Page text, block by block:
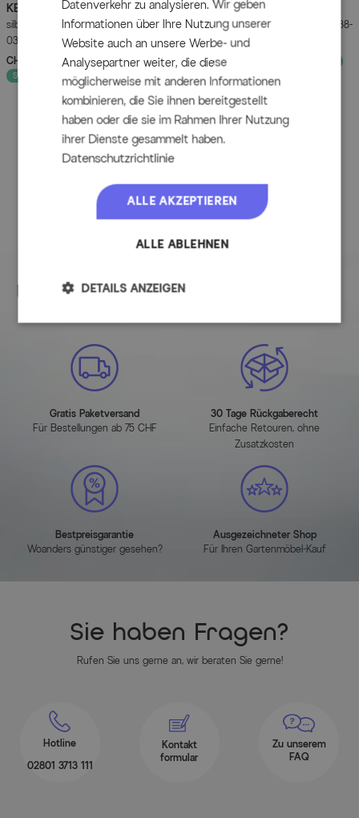
Attribute Werte
Hauptfarbe
Hauptmaterial Textil
Herstellerinformationen
MEHR INFOS HIER
werden. Überprüfen Sie auch bei der Lagerung die
spezifischen Hinweise des Herstellers.
KETTLER
BasicPlus Klappstuhl,
silber/anthrazit, Alu/Textilene,
0301201-0000
CHF 159.90
UVPCHF 219.90 - 27%
Sofort lieferbar
KETTLER Roma Rollliege, weiß,
Kunststoff, 185 x 71 x 40,5 cm, 01638-
000
CHF 199.90
Unser Versprechen
Gratis Paketversand
Für Bestellungen ab 75 CHF
30 Tage Rückgaberecht
Einfache Retouren, ohne
Zusatzkosten
Bestpreisgarantie
Woanders günstiger gesehen?
Ausgezeichneter Shop
Für Ihren Gartenmöbel-Kauf
Sie haben Fragen?
Rufen Sie uns gerne an, wir beraten Sie gerne!
Hotline
02801 3713 111
Kontakt
formular
Zu unserem
FAQ
Datenverkehr zu analysieren. Wir geben
Informationen über Ihre Nutzung unserer
Website auch an unsere Werbe- und
Analysepartner weiter, die diese
möglicherweise mit anderen Informationen
kombinieren, die Sie ihnen bereitgestellt
haben oder die sie im Rahmen Ihrer Nutzung
ihrer Dienste gesammelt haben.
Datenschutzrichtlinie
ALLE AKZEPTIEREN
ALLE ABLEHNEN
DETAILS ANZEIGEN